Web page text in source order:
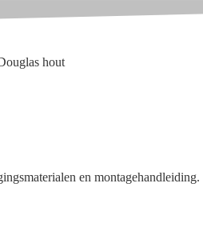
hout
en montagehandleiding.